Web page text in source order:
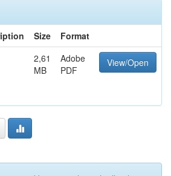
Size
Format
2,61
MB
Adobe
PDF
View/Open